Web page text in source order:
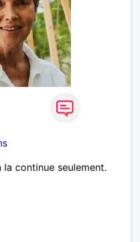
continue seulement.